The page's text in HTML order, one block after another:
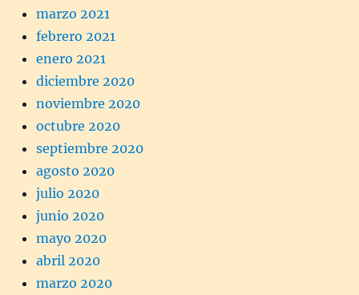
marzo 2021
febrero 2021
enero 2021
diciembre 2020
noviembre 2020
octubre 2020
septiembre 2020
agosto 2020
julio 2020
junio 2020
mayo 2020
abril 2020
marzo 2020